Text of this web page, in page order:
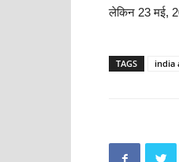
लेकिन 23 मई,
TAGS india